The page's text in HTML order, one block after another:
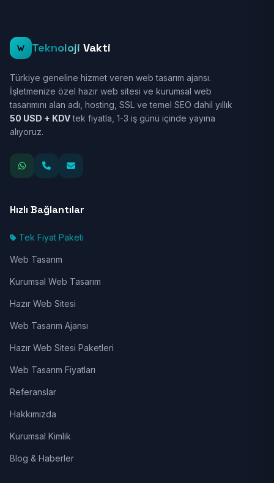
Teknoloji Vakti
Türkiye geneline hizmet veren web tasarım ajansı.
İşletmenize özel hazır web sitesi ve kurumsal web
tasarımını alan adı, hosting, SSL ve temel SEO dahil yıllık
50 USD + KDVtek fiyatla, 1-3 iş günü içinde yayına
alıyoruz.
Hızlı Bağlantılar
Tek Fiyat Paketi
Web Tasarım
Kurumsal Web Tasarım
Hazır Web Sitesi
Web Tasarım Ajansı
Hazır Web Sitesi Paketleri
Web Tasarım Fiyatları
Referanslar
Hakkımızda
Kurumsal Kimlik
Blog & Haberler